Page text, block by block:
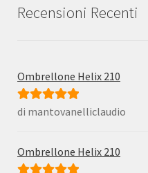
Recensioni Recenti
Ombrellone Helix 210
Valutato5su
di mantovanelliclaudio
Ombrellone Helix 210